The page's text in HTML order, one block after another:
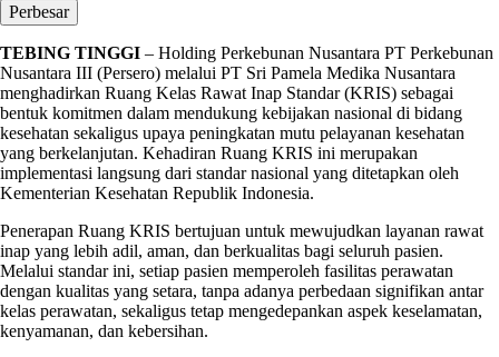
Perbesar
TEBING TINGGI – Holding Perkebunan Nusantara PT Perkebunan
Nusantara III (Persero) melalui PT Sri Pamela Medika Nusantara
menghadirkan Ruang Kelas Rawat Inap Standar (KRIS) sebagai
bentuk komitmen dalam mendukung kebijakan nasional di bidang
kesehatan sekaligus upaya peningkatan mutu pelayanan kesehatan
yang berkelanjutan. Kehadiran Ruang KRIS ini merupakan
implementasi langsung dari standar nasional yang ditetapkan oleh
Kementerian Kesehatan Republik Indonesia.
Penerapan Ruang KRIS bertujuan untuk mewujudkan layanan rawat
inap yang lebih adil, aman, dan berkualitas bagi seluruh pasien.
Melalui standar ini, setiap pasien memperoleh fasilitas perawatan
dengan kualitas yang setara, tanpa adanya perbedaan signifikan antar
kelas perawatan, sekaligus tetap mengedepankan aspek keselamatan,
kenyamanan, dan kebersihan.